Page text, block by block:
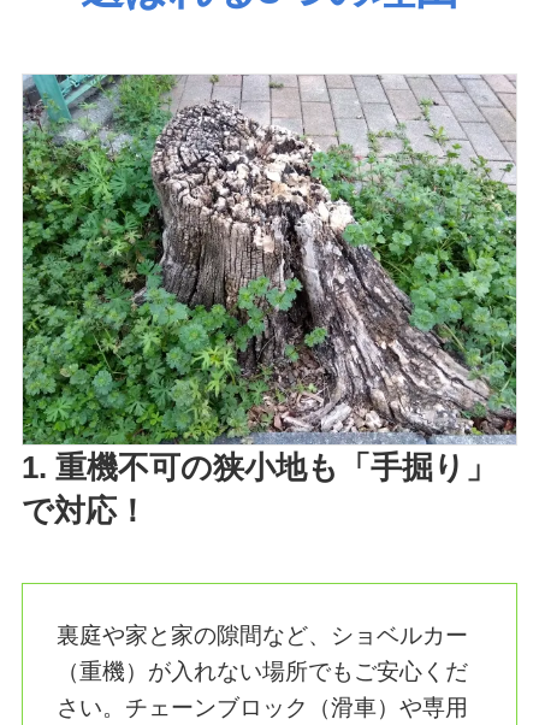
1. 重機不可の狭小地も「手掘り」
で対応！
裏庭や家と家の隙間など、ショベルカー
（重機）が入れない場所でもご安心くだ
さい。チェーンブロック（滑車）や専用